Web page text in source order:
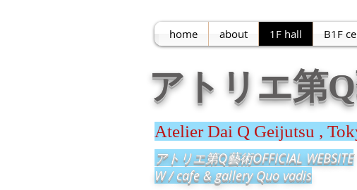
home about 1F hall B1F
アトリエ第
Atelier Dai Q Geijutsu ,
​アトリエ第Q藝術OFFICIAL WEBSITE
​W / cafe & gallery Quo vadis